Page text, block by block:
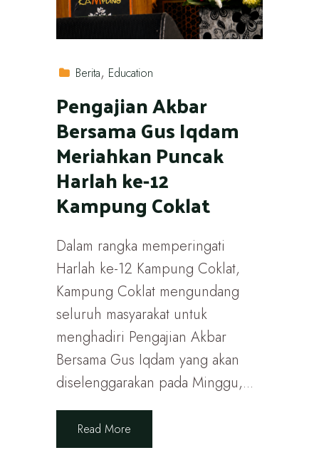
Berita Education
Pengajian Akbar
Bersama Gus Iqdam
Meriahkan Puncak
Harlah ke-12
Kampung Coklat
Dalam rangka memperingati
Harlah ke-12 Kampung Coklat,
Kampung Coklat mengundang
seluruh masyarakat untuk
menghadiri Pengajian Akbar
Bersama Gus Iqdam yang akan
diselenggarakan pada Minggu,...
Read More